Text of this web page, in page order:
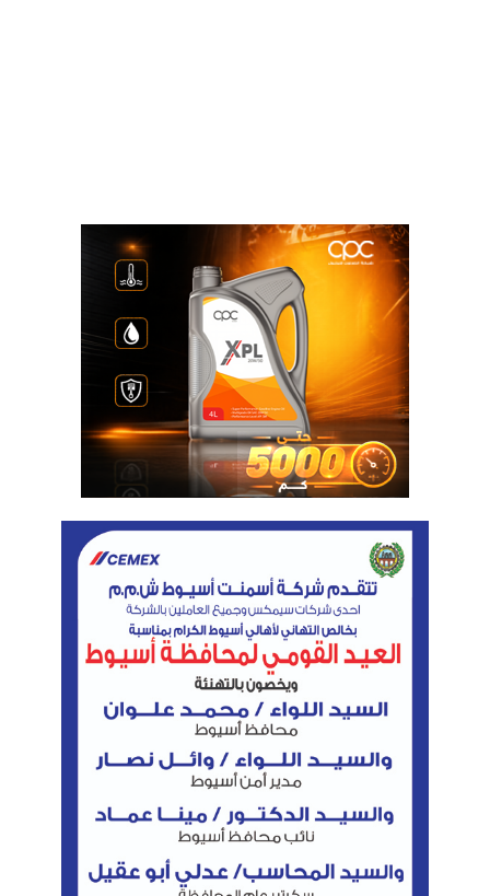
الحكومية واتاحتها عبر عدة منافذ تلائم كافة أطياف
المجتمع لتحفيز المواطنين على استخدام الخدمات الرقمية
حيث تم اطلاق 45 خدمة حكومية رقمية على منصة مصر
الرقمية التى تم اطلاقها بشكل تجريبى ويتم استكمال
على أن البريد المصرى شهد تطورا كبيرا ليصبح منفذا
لتقديم خدمات الشمول المالى الى جانب الخدمات
الحكومية والخدمات البريدية وذلك من خلال فروعه
المنتشرة فى كافة أنحاء الجمهورية.
القومى للمدفوعات تم اتخاذ عدد من المبادرات
والسياسات لدعم انتشار واستخدام المدفوعات
الإلكترونية، منوها الى حرص وزارة الاتصالات وتكنولوجيا
المعلومات على تنمية التجارة الالكترونية وتحفيز
المواطنين على استخدام اليات الدفع الالكترونى الى جانب
نشر الثقافة الرقمية مع العمل بالتوازى على خلق بيئة
رقمية امنة من خلال وضع منظومة وطنية لحماية معاملات
المواطنين فى مصر الرقمية وتأمين البنى التحتية
للاتصالات والمعلومات الحرجة لكافة القطاعات وتهيئة
البيئة التشريعية اللازمة لحماية البيانات الشخصية
وأوضح طلعت، أن مصر تشهد نموا مستمرا في عدد